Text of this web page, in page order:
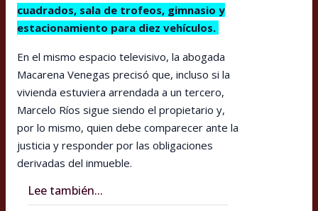
cuadrados, sala de trofeos, gimnasio y
estacionamiento para diez vehículos.
En el mismo espacio televisivo, la abogada
Macarena Venegas precisó que, incluso si la
vivienda estuviera arrendada a un tercero,
Marcelo Ríos sigue siendo el propietario y,
por lo mismo, quien debe comparecer ante la
justicia y responder por las obligaciones
derivadas del inmueble.
Lee también...